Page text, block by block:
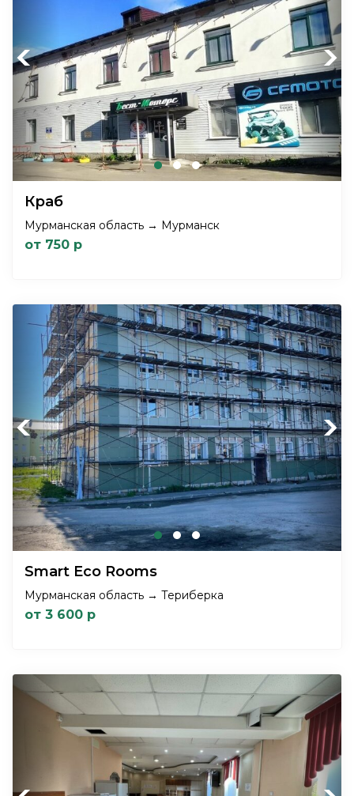
Previous Next
Краб
Мурманская область → Мурманск
от 750 р
Previous Next
Smart Eco Rooms
Мурманская область → Териберка
от 3 600 р